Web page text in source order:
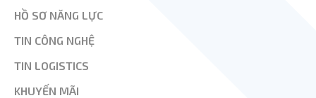
HỒ SƠ NĂNG LỰC
TIN CÔNG NGHỆ
TIN LOGISTICS
KHUYẾN MÃI